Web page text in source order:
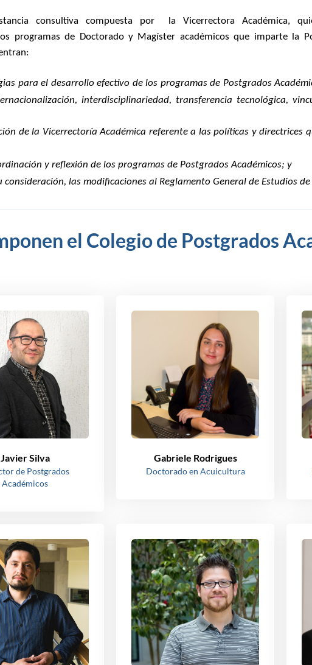
consultiva compuesta por
la Vicerrectora Académica,
programas de Doctorado y Magíster académicos que imparte la
para el desarrollo efectivo de los programas de Postgrados
interdisciplinariedad, transferencia tecnológica,
de la Vicerrectoría Académica referente a las políticas y directrices
y reflexión de los programas de Postgrados Académicos; y
las modificaciones al Reglamento General de Estudios
el Colegio de Postgrados
Javier Silva
de Postgrados
Académicos
Gabriele Rodrigues
Doctorado en Acuicultura